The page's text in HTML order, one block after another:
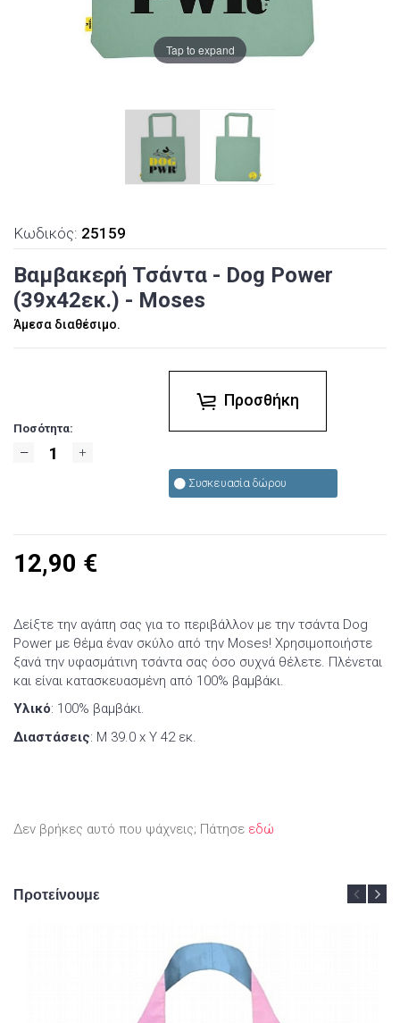
Tap to expand
Κωδικός: 25159
Βαμβακερή Τσάντα - Dog Power
(39x42εκ.) - Moses
Άμεσα διαθέσιμο.
Ποσότητα:
Προσθήκη
Συσκευασία δώρου
12,90 €
Δείξτε την αγάπη σας για το περιβάλλον με την τσάντα Dog
Power με θέμα έναν σκύλο από την Moses! Χρησιμοποιήστε
ξανά την υφασμάτινη τσάντα σας όσο συχνά θέλετε. Πλένεται
και είναι κατασκευασμένη από 100% βαμβάκι.
Υλικό: 100% βαμβάκι.
Διαστάσεις: Μ 39.0 x Υ 42 εκ.
Δεν βρήκες αυτό που ψάχνεις; Πάτησε εδώ
Προτείνουμε